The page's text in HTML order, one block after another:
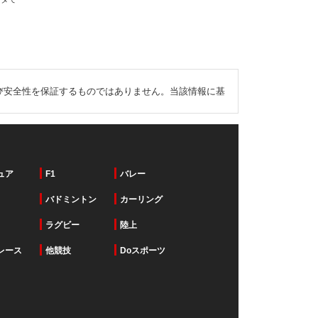
全性を保証するものではありません。当該情報に基
ア F1 バレー
バドミントン カーリング
ラグビー 陸上
ース 他競技 Doスポーツ